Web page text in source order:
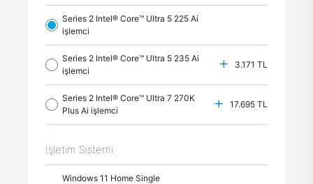
Series 2 Intel® Core™ Ultra 5 225 Ai
işlemci
Series 2 Intel® Core™ Ultra 5 235 Ai
işlemci
3.171 TL
Series 2 Intel® Core™ Ultra 7 270K
Plus Ai işlemci
17.695 TL
İşletim Sistemi
Windows 11 Home Single